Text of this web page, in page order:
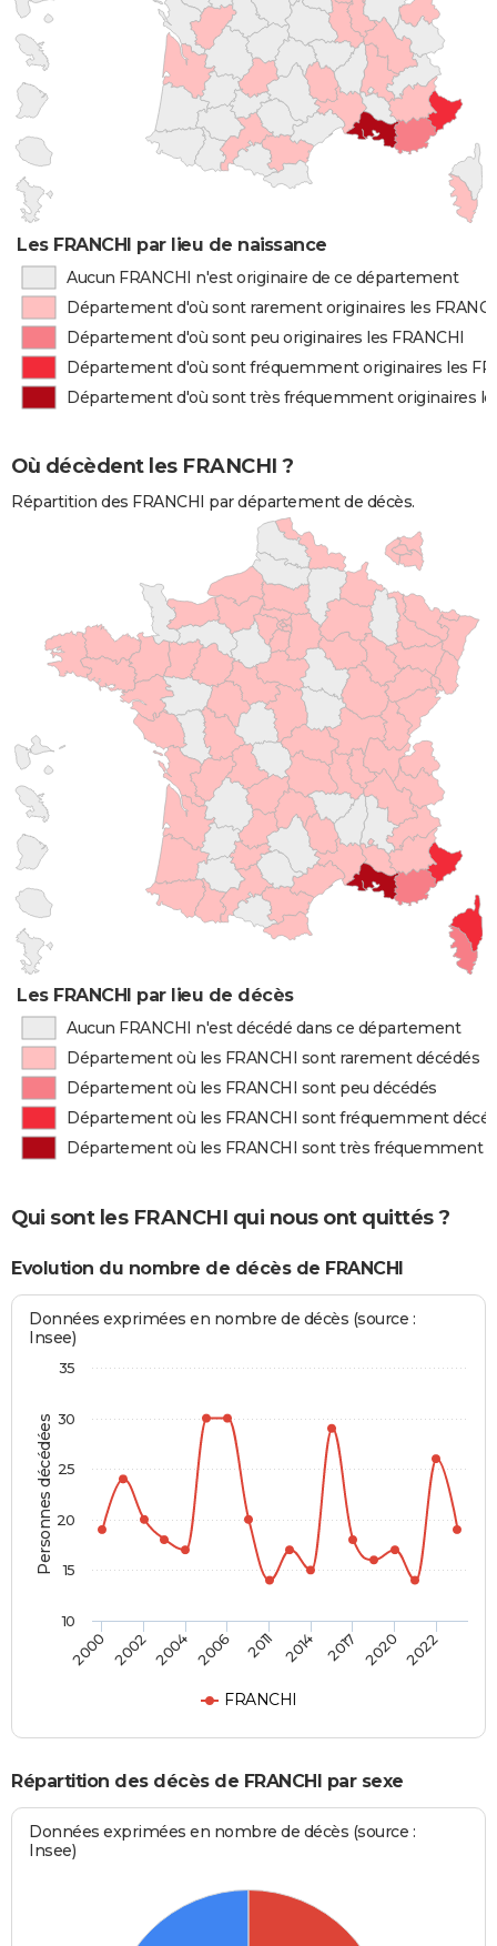
Les FRANCHI par lieu de naissance
Aucun FRANCHI n'est originaire de ce département
Département d'où sont rarement originaires les
Département d'où sont peu originaires les FRANCHI
Département d'où sont fréquemment originaires les
Département d'où sont très fréquemment originaires
Où décèdent les FRANCHI ?
Répartition des FRANCHI par département de décès.
Les FRANCHI par lieu de décès
Aucun FRANCHI n'est décédé dans ce département
Département où les FRANCHI sont rarement décédés
Département où les FRANCHI sont peu décédés
Département où les FRANCHI sont fréquemment
Département où les FRANCHI sont très fréquemment
Qui sont les FRANCHI qui nous ont quittés ?
Evolution du nombre de décès de FRANCHI
Personnes décédées
Données exprimées en nombre de décès (source :
Insee)
FRANCHI
2000 2002 2004 2006 2011 2014 2017 2020 2022
10
15
20
25
30
35
Répartition des décès de FRANCHI par sexe
Données exprimées en nombre de décès (source :
Insee)